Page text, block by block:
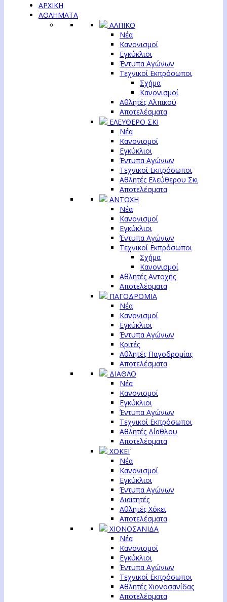
ΑΡΧΙΚΗ
ΑΘΛΗΜΑΤΑ
ΑΛΠΙΚΟ
Νέα
Κανονισμοί
Εγκύκλιοι
Έντυπα Αγώνων
Τεχνικοί Εκπρόσωποι
Σχήμα
Κανονισμοί
Αθλητές Αλπικού
Αποτελέσματα
ΕΛΕΥΘΕΡΟ ΣΚΙ
Νέα
Κανονισμοί
Εγκύκλιοι
Έντυπα Αγώνων
Τεχνικοί Εκπρόσωποι
Αθλητές Ελεύθερου Σκι
Αποτελέσματα
ΑΝΤΟΧΗ
Νέα
Κανονισμοί
Εγκύκλιοι
Έντυπα Αγώνων
Τεχνικοί Εκπρόσωποι
Σχήμα
Κανονισμοί
Αθλητές Αντοχής
Αποτελέσματα
ΠΑΓΟΔΡΟΜΙΑ
Νέα
Κανονισμοί
Εγκύκλιοι
Έντυπα Αγώνων
Κριτές
Αθλητές Παγοδρομίας
Αποτελέσματα
ΔΙΑΘΛΟ
Νέα
Κανονισμοί
Εγκύκλιοι
Έντυπα Αγώνων
Τεχνικοί Εκπρόσωποι
Αθλητές Δίαθλου
Αποτελέσματα
ΧΟΚΕΪ
Νέα
Κανονισμοί
Εγκύκλιοι
Έντυπα Αγώνων
Διαιτητές
Αθλητές Χόκεϊ
Αποτελέσματα
ΧΙΟΝΟΣΑΝΙΔΑ
Νέα
Κανονισμοί
Εγκύκλιοι
Έντυπα Αγώνων
Τεχνικοί Εκπρόσωποι
Αθλητές Χιονοσανίδας
Αποτελέσματα